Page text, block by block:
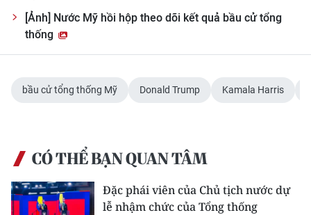
Media Giáo dục
Media Y tế
Infographic
TIN MỚI
[Ảnh] Nước Mỹ hồi hộp theo dõi kết quả bầu cử tổng
thống
bầu cử tổng thống Mỹ Donald Trump Kamala Harris
CÓ THỂ BẠN QUAN TÂM
Đặc phái viên của Chủ tịch nước dự
lễ nhậm chức của Tổng thống